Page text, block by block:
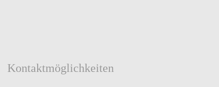
Kontaktmöglichkeiten